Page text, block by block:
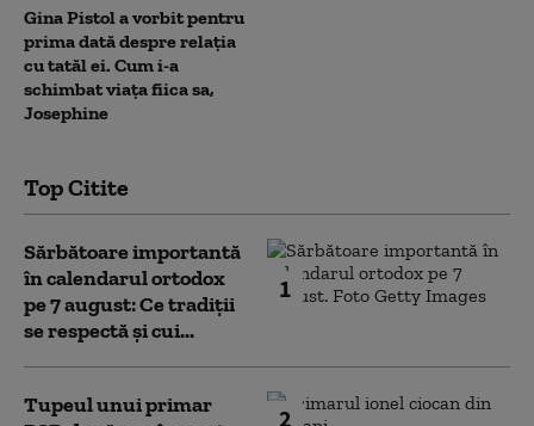
Gina Pistol a vorbit pentru
prima dată despre relația
cu tatăl ei. Cum i-a
schimbat viața fiica sa,
Josephine
Top Citite
1
Sărbătoare importantă
în calendarul ortodox
pe 7 august: Ce tradiții
se respectă și cui...
2
Tupeul unui primar